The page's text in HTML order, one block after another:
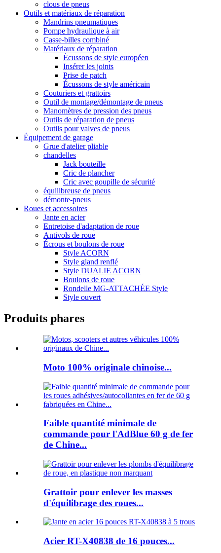
clous de pneus
Outils et matériaux de réparation
Mandrins pneumatiques
Pompe hydraulique à air
Casse-billes combiné
Matériaux de réparation
Écussons de style européen
Insérer les joints
Prise de patch
Écussons de style américain
Couturiers et grattoirs
Outil de montage/démontage de pneus
Manomètres de pression des pneus
Outils de réparation de pneus
Outils pour valves de pneus
Équipement de garage
Grue d'atelier pliable
chandelles
Jack bouteille
Cric de plancher
Cric avec goupille de sécurité
équilibreuse de pneus
démonte-pneus
Roues et accessoires
Jante en acier
Entretoise d'adaptation de roue
Antivols de roue
Écrous et boulons de roue
Style ACORN
Style gland renflé
Style DUALIE ACORN
Boulons de roue
Rondelle MG-ATTACHÉE Style
Style ouvert
Produits phares
Moto 100% originale chinoise...
Faible quantité minimale de
commande pour l'AdBlue 60 g de fer
de Chine...
Grattoir pour enlever les masses
d'équilibrage des roues...
Acier RT-X40838 de 16 pouces...